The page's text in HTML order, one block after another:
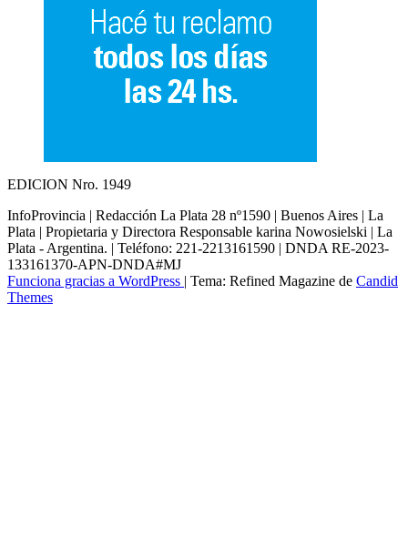
EDICION Nro. 1949
InfoProvincia | Redacción La Plata 28 nº1590 | Buenos Aires | La
Plata | Propietaria y Directora Responsable karina Nowosielski | La
Plata - Argentina. | Teléfono: 221-2213161590 | DNDA RE-2023-
133161370-APN-DNDA#MJ
Funciona gracias a WordPress | Tema: Refined Magazine de Candid
Themes